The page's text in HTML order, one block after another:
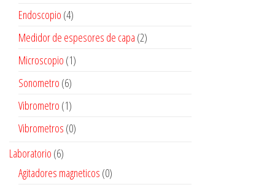
Endoscopio (4)
Medidor de espesores de capa (2)
Microscopio (1)
Sonometro (6)
Vibrometro (1)
Vibrometros (0)
Laboratorio (6)
Agitadores magneticos (0)